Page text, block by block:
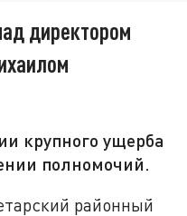
директором
крупного ущерба
полномочий.
районный